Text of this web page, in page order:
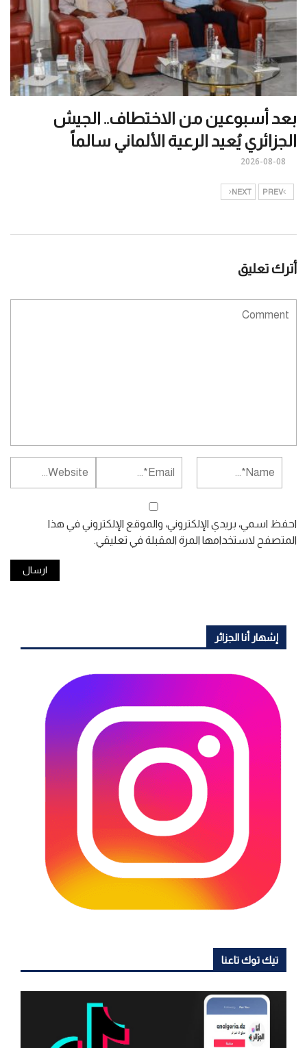
بعد أسبوعين من الاختطاف.. الجيش
الجزائري يُعيد الرعية الألماني سالماً
2026-08-08
PREV
NEXT
أترك تعليق
احفظ اسمي، بريدي الإلكتروني، والموقع الإلكتروني في هذا
المتصفح لاستخدامها المرة المقبلة في تعليقي.
إشهار أنا الجزائر
تيك توك تاعنا